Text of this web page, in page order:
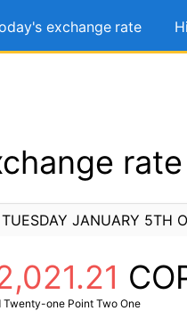
exchange rate
JANUARY 5TH
Twenty-one Point Two One